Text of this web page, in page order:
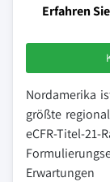
Erfahren
Nordamerika
größte
eCFR-